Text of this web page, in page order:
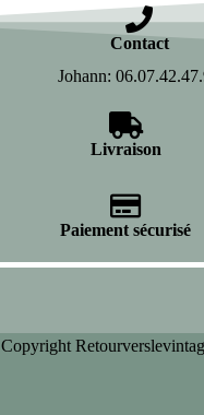
Contact
Johann:
Livraison
Paiement sécurisé
Copyright